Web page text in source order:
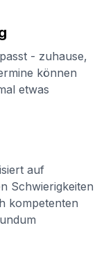
- zuhause,
können
etwas
auf
Schwierigkeiten
kompetenten